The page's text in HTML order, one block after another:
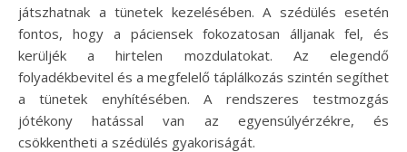
játszhatnak a tünetek kezelésében. A szédülés esetén
fontos, hogy a páciensek fokozatosan álljanak fel, és
kerüljék a hirtelen mozdulatokat. Az elegendő
folyadékbevitel és a megfelelő táplálkozás szintén segíthet
a tünetek enyhítésében. A rendszeres testmozgás
jótékony hatással van az egyensúlyérzékre, és
csökkentheti a szédülés gyakoriságát.